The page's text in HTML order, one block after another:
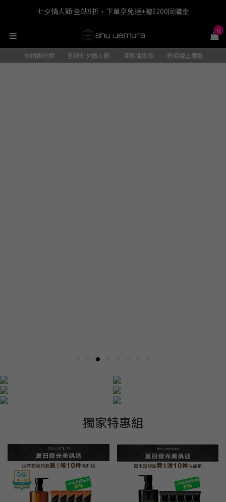
七夕情人節 全站9折，下單享免運+贈$200回購金
LINE最高回饋8%，滿$1,500限量贈抹茶潔顏油15ml
七夕情人節 全站9折，下單享免運+贈$200回購金
0
熱銷排行榜 官網七夕情人節 潔顏油家族 粉底線上選色
獨家特惠組